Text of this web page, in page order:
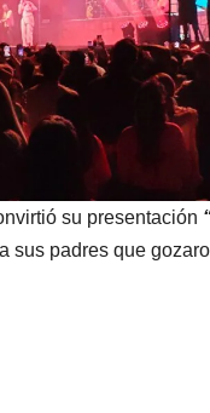
su presentación
padres que